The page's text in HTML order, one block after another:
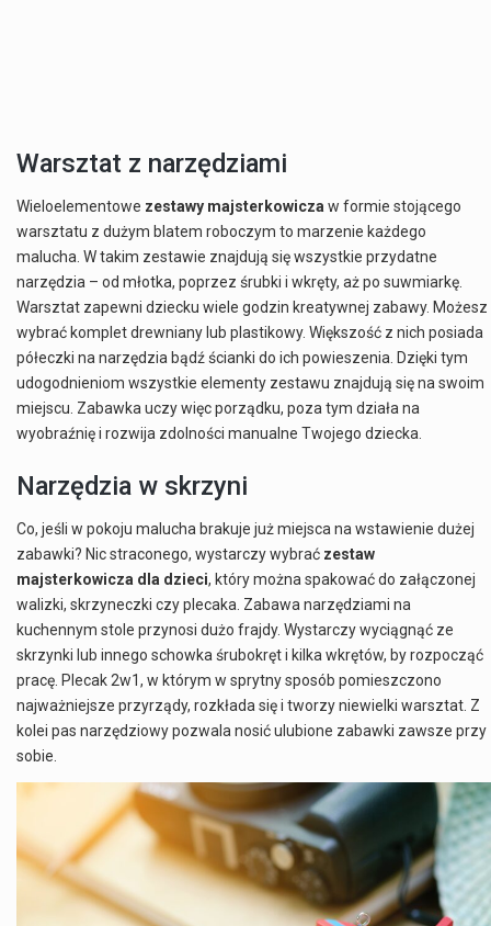
Warsztat z narzędziami
Wieloelementowe zestawy majsterkowicza w formie stojącego
warsztatu z dużym blatem roboczym to marzenie każdego
malucha. W takim zestawie znajdują się wszystkie przydatne
narzędzia – od młotka, poprzez śrubki i wkręty, aż po suwmiarkę.
Warsztat zapewni dziecku wiele godzin kreatywnej zabawy. Możesz
wybrać komplet drewniany lub plastikowy. Większość z nich posiada
półeczki na narzędzia bądź ścianki do ich powieszenia. Dzięki tym
udogodnieniom wszystkie elementy zestawu znajdują się na swoim
miejscu. Zabawka uczy więc porządku, poza tym działa na
wyobraźnię i rozwija zdolności manualne Twojego dziecka.
Narzędzia w skrzyni
Co, jeśli w pokoju malucha brakuje już miejsca na wstawienie dużej
zabawki? Nic straconego, wystarczy wybrać zestaw
majsterkowicza dla dzieci, który można spakować do załączonej
walizki, skrzyneczki czy plecaka. Zabawa narzędziami na
kuchennym stole przynosi dużo frajdy. Wystarczy wyciągnąć ze
skrzynki lub innego schowka śrubokręt i kilka wkrętów, by rozpocząć
pracę. Plecak 2w1, w którym w sprytny sposób pomieszczono
najważniejsze przyrządy, rozkłada się i tworzy niewielki warsztat. Z
kolei pas narzędziowy pozwala nosić ulubione zabawki zawsze przy
sobie.